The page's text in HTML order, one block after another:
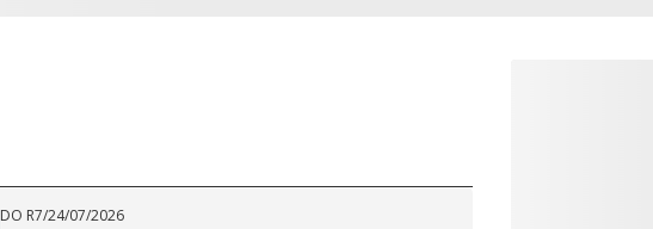
DO R7/24/07/2026